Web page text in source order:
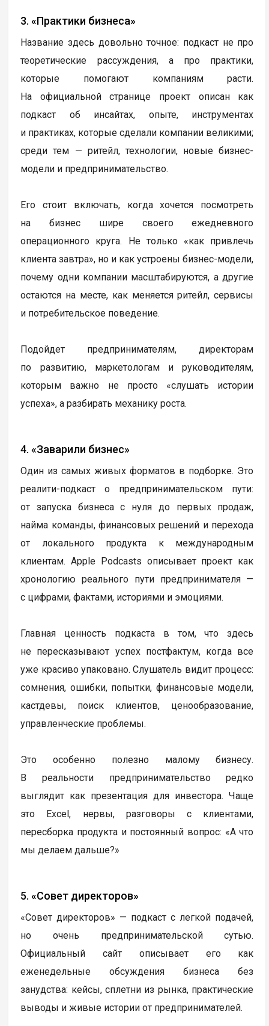
3. «Практики бизнеса»
Название здесь довольно точное: подкаст не про
теоретические рассуждения, а про практики,
которые помогают компаниям расти.
На официальной странице проект описан как
подкаст об инсайтах, опыте, инструментах
и практиках, которые сделали компании великими;
среди тем — ритейл, технологии, новые бизнес-
модели и предпринимательство.
Его стоит включать, когда хочется посмотреть
на бизнес шире своего ежедневного
операционного круга. Не только «как привлечь
клиента завтра», но и как устроены бизнес-модели,
почему одни компании масштабируются, а другие
остаются на месте, как меняется ритейл, сервисы
и потребительское поведение.
Подойдет предпринимателям, директорам
по развитию, маркетологам и руководителям,
которым важно не просто «слушать истории
успеха», а разбирать механику роста.
4. «Заварили бизнес»
Один из самых живых форматов в подборке. Это
реалити-подкаст о предпринимательском пути:
от запуска бизнеса с нуля до первых продаж,
найма команды, финансовых решений и перехода
от локального продукта к международным
клиентам. Apple Podcasts описывает проект как
хронологию реального пути предпринимателя —
с цифрами, фактами, историями и эмоциями.
Главная ценность подкаста в том, что здесь
не пересказывают успех постфактум, когда все
уже красиво упаковано. Слушатель видит процесс:
сомнения, ошибки, попытки, финансовые модели,
кастдевы, поиск клиентов, ценообразование,
управленческие проблемы.
Это особенно полезно малому бизнесу.
В реальности предпринимательство редко
выглядит как презентация для инвестора. Чаще
это Excel, нервы, разговоры с клиентами,
пересборка продукта и постоянный вопрос: «А что
мы делаем дальше?»
5. «Совет директоров»
«Совет директоров» — подкаст с легкой подачей,
но очень предпринимательской сутью.
Официальный сайт описывает его как
еженедельные обсуждения бизнеса без
занудства: кейсы, сплетни из рынка, практические
выводы и живые истории от предпринимателей.